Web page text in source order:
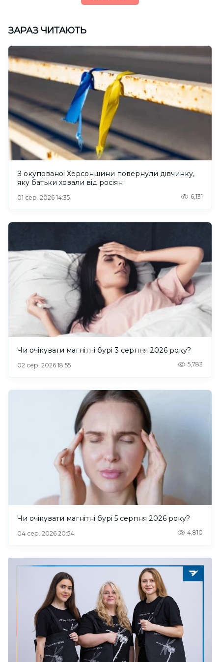
ЗАРАЗ ЧИТАЮТЬ
З окупованої Херсонщини повернули дівчинку,
яку батьки ховали від росіян
01 сер. 2026 14:35 6,131
Чи очікувати магнітні бурі 3 серпня 2026 року?
02 сер. 2026 18:55 5,783
Чи очікувати магнітні бурі 5 серпня 2026 року?
04 сер. 2026 20:54 4,810